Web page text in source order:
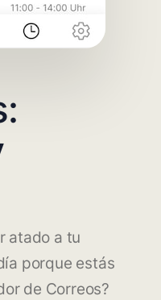
atado a tu
porque estás
de Correos?